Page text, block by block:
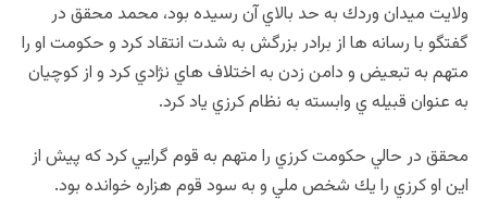
ولايت ميدان وردك به حد بالاي آن رسيده بود، محمد محقق در
گفتگو با رسانه ها از برادر بزرگش به شدت انتقاد كرد و حكومت او را
متهم به تبعيض و دامن زدن به اختلاف هاي نژادي كرد و از كوچيان
به عنوان قبيله ي وابسته به نظام كرزي ياد كرد.
محقق در حالي حكومت كرزي را متهم به قوم گرايي كرد كه پيش از
اين او كرزي را يك شخص ملي و به سود قوم هزاره خوانده بود.